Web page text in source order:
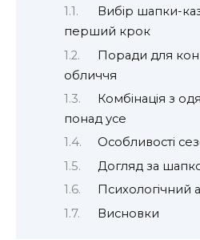
Вибір шапки-
перший крок
Поради для
обличчя
Комбінація з
понад усе
Особливості
Догляд за
Психологічний
Висновки